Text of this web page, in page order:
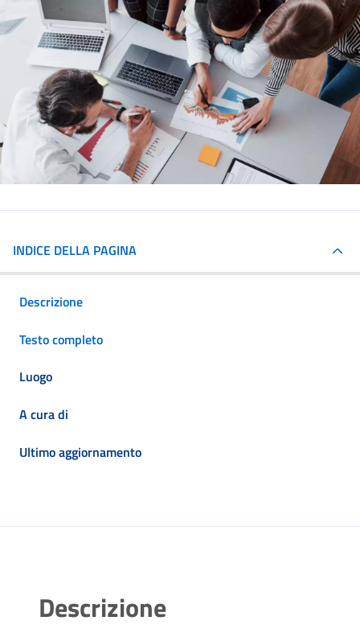
INDICE DELLA PAGINA
Descrizione
Testo completo
Luogo
A cura di
Ultimo aggiornamento
Descrizione